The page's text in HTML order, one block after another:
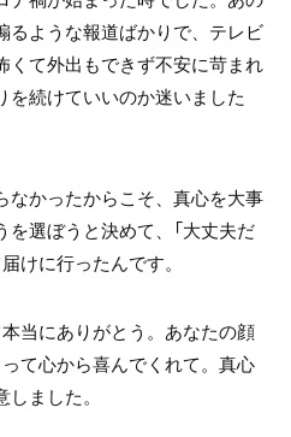
るような報道ばかりで、テレビ
くて外出もできず不安に苛まれ
続けていいのか迷いました
なかったからこそ、真心を大事
選ぼうと決めて、「大丈夫だ
けに行ったんです。
当にありがとう。あなたの顔
て心から喜んでくれて。真心
ました。